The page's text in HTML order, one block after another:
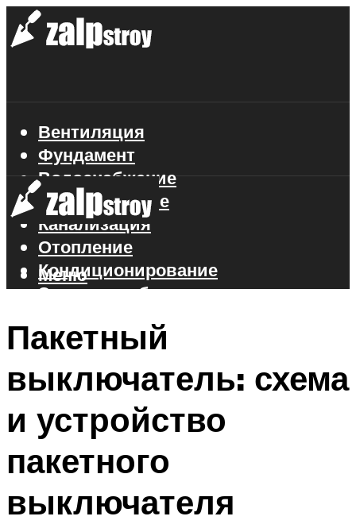
Вентиляция
Фундамент
Водоснабжение
Газоснабжение
Канализация
Отопление
Кондиционирование
Электроснабжение
Меню
Меню
Пакетный
выключатель: схема
и устройство
пакетного
выключателя